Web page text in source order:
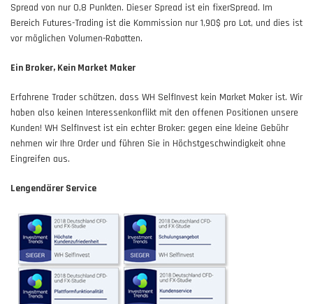
Spread von nur 0,8 Punkten. Dieser Spread ist ein fixerSpread. Im
Bereich Futures-Trading ist die Kommission nur 1,90$ pro Lot, und dies ist
vor möglichen Volumen-Rabatten.
Ein Broker, Kein Market Maker
Erfahrene Trader schätzen, dass WH SelfInvest kein Market Maker ist. Wir
haben also keinen Interessenkonflikt mit den offenen Positionen unsere
Kunden! WH SelfInvest ist ein echter Broker: gegen eine kleine Gebühr
nehmen wir Ihre Order und führen Sie in Höchstgeschwindigkeit ohne
Eingreifen aus.
Lengendärer Service